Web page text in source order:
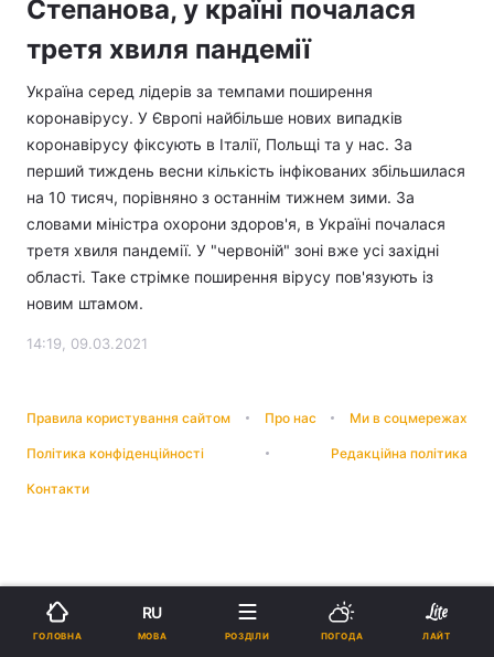
Степанова, у країні почалася
третя хвиля пандемії
Україна серед лідерів за темпами поширення
коронавірусу. У Європі найбільше нових випадків
коронавірусу фіксують в Італії, Польщі та у нас. За
перший тиждень весни кількість інфікованих збільшилася
на 10 тисяч, порівняно з останнім тижнем зими. За
словами міністра охорони здоров'я, в Україні почалася
третя хвиля пандемії. У "червоній" зоні вже усі західні
області. Таке стрімке поширення вірусу пов'язують із
новим штамом.
14:19, 09.03.2021
Правила користування сайтом Про нас Ми в соцмережах
Політика конфіденційності Редакційна політика
Контакти
ГОЛОВНА
RU
МОВА РОЗДІЛИ ПОГОДА ЛАЙТ